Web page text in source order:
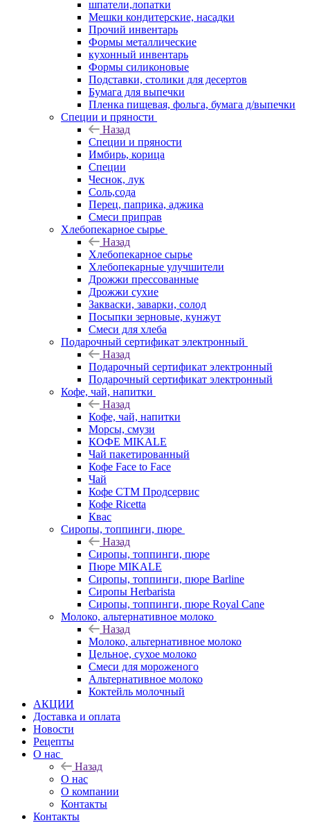
шпатели,лопатки
Мешки кондитерские, насадки
Прочий инвентарь
Формы металлические
кухонный инвентарь
Формы силиконовые
Подставки, столики для десертов
Бумага для выпечки
Пленка пищевая, фольга, бумага д/выпечки
Специи и пряности
Назад
Специи и пряности
Имбирь, корица
Специи
Чеснок, лук
Соль,сода
Перец, паприка, аджика
Смеси приправ
Хлебопекарное сырье
Назад
Хлебопекарное сырье
Хлебопекарные улучшители
Дрожжи прессованные
Дрожжи сухие
Закваски, заварки, солод
Посыпки зерновые, кунжут
Смеси для хлеба
Подарочный сертификат электронный
Назад
Подарочный сертификат электронный
Подарочный сертификат электронный
Кофе, чай, напитки
Назад
Кофе, чай, напитки
Морсы, смузи
КОФЕ MIKALE
Чай пакетированный
Кофе Face to Face
Чай
Кофе СТМ Продсервис
Кофе Ricetta
Квас
Сиропы, топпинги, пюре
Назад
Сиропы, топпинги, пюре
Пюре MIKALE
Сиропы, топпинги, пюре Barline
Сиропы Herbarista
Сиропы, топпинги, пюре Royal Cane
Молоко, альтернативное молоко
Назад
Молоко, альтернативное молоко
Цельное, сухое молоко
Смеси для мороженого
Альтернативное молоко
Коктейль молочный
АКЦИИ
Доставка и оплата
Новости
Рецепты
О нас
Назад
О нас
О компании
Контакты
Контакты